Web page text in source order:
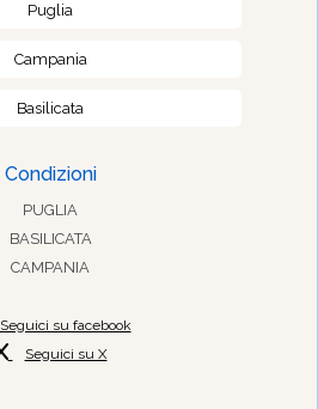
Puglia
Campania
Basilicata
Condizioni
PUGLIA
BASILICATA
CAMPANIA
Seguici su facebook
Seguici su X